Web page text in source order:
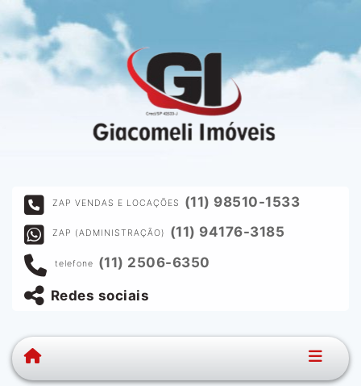
ZAP VENDAS E LOCAÇÕES (11) 98510-1533
ZAP (ADMINISTRAÇÃO) (11) 94176-3185
telefone (11) 2506-6350
Redes sociais